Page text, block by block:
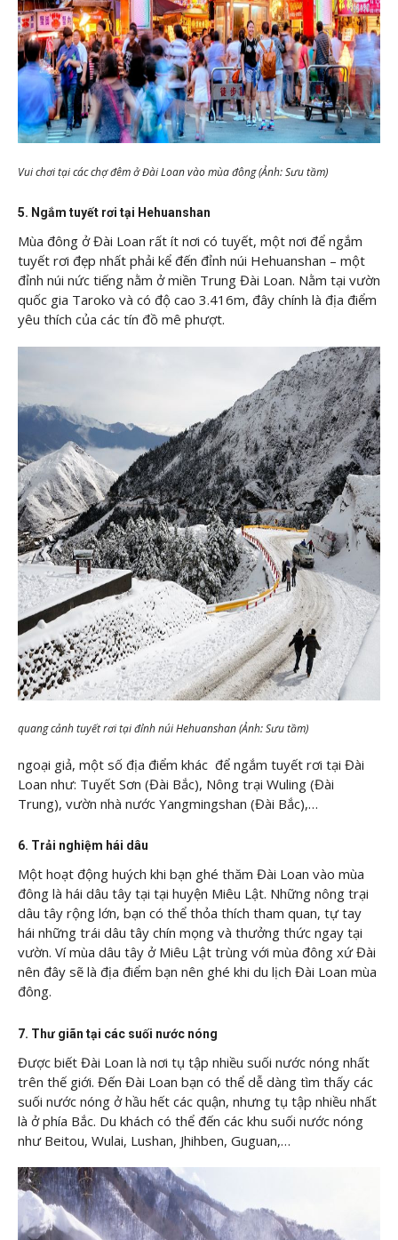
Vui chơi tại các chợ đêm ở Đài Loan vào mùa đông (Ảnh: Sưu tầm)
5. Ngắm tuyết rơi tại Hehuanshan
Mùa đông ở Đài Loan rất ít nơi có tuyết, một nơi để ngắm
tuyết rơi đẹp nhất phải kể đến đỉnh núi Hehuanshan – một
đỉnh núi nức tiếng nằm ở miền Trung Đài Loan. Nằm tại vườn
quốc gia Taroko và có độ cao 3.416m, đây chính là địa điểm
yêu thích của các tín đồ mê phượt.
quang cảnh tuyết rơi tại đỉnh núi Hehuanshan (Ảnh: Sưu tầm)
ngoại giả, một số địa điểm khác để ngắm tuyết rơi tại Đài
Loan như: Tuyết Sơn (Đài Bắc), Nông trại Wuling (Đài
Trung), vườn nhà nước Yangmingshan (Đài Bắc),…
6. Trải nghiệm hái dâu
Một hoạt động huých khi bạn ghé thăm Đài Loan vào mùa
đông là hái dâu tây tại tại huyện Miêu Lật. Những nông trại
dâu tây rộng lớn, bạn có thể thỏa thích tham quan, tự tay
hái những trái dâu tây chín mọng và thưởng thức ngay tại
vườn. Ví mùa dâu tây ở Miêu Lật trùng với mùa đông xứ Đài
nên đây sẽ là địa điểm bạn nên ghé khi du lịch Đài Loan mùa
đông.
7. Thư giãn tại các suối nước nóng
Được biết Đài Loan là nơi tụ tập nhiều suối nước nóng nhất
trên thế giới. Đến Đài Loan bạn có thể dễ dàng tìm thấy các
suối nước nóng ở hầu hết các quận, nhưng tụ tập nhiều nhất
là ở phía Bắc. Du khách có thể đến các khu suối nước nóng
như Beitou, Wulai, Lushan, Jhihben, Guguan,…